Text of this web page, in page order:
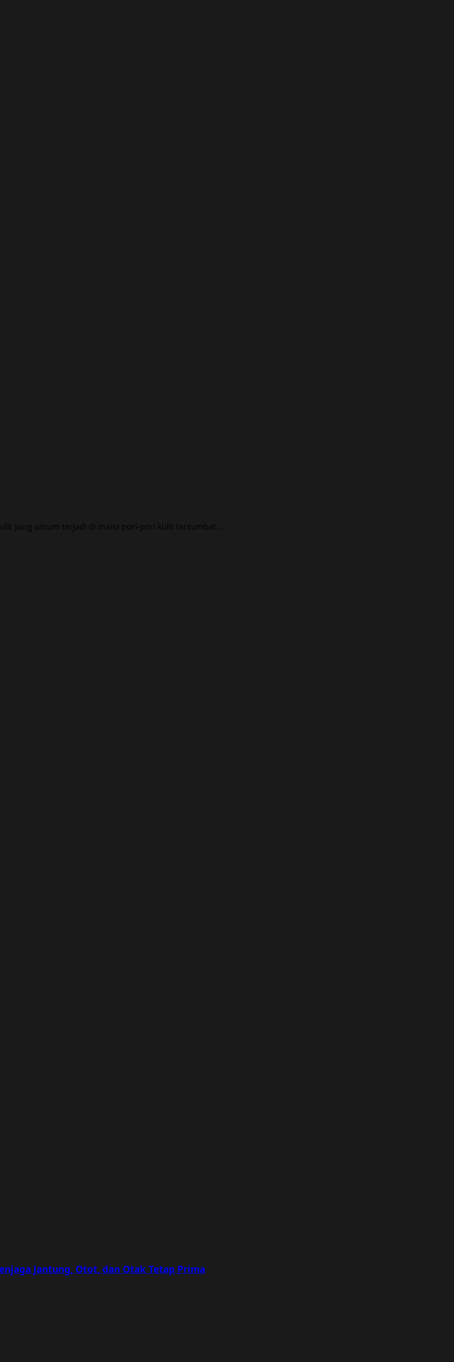
yang umum terjadi di mana pori-pori kulit tersumbat...
Jantung, Otot, dan Otak Tetap Prima